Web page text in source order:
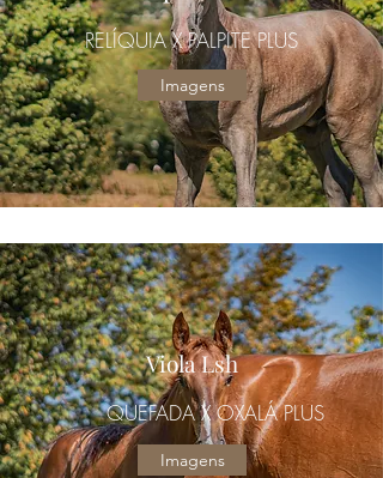
RELÍQUIA X PALPITE PLUS
Imagens
Viola Lsh
QUEFADA X OXALÁ PLUS
Imagens